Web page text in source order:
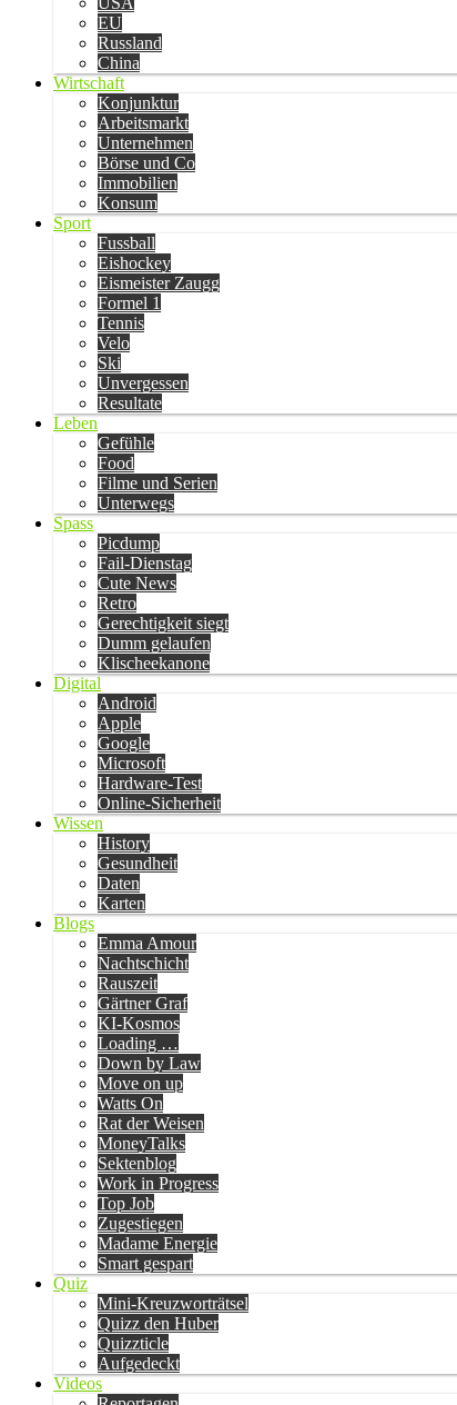
EU
Russland
China
Wirtschaft
Konjunktur
Arbeitsmarkt
Unternehmen
Börse und Co
Immobilien
Konsum
Sport
Fussball
Eishockey
Eismeister Zaugg
Formel 1
Tennis
Velo
Ski
Unvergessen
Resultate
Leben
Gefühle
Food
Filme und Serien
Unterwegs
Spass
Picdump
Fail-Dienstag
Cute News
Retro
Gerechtigkeit siegt
Dumm gelaufen
Klischeekanone
Digital
Android
Apple
Google
Microsoft
Hardware-Test
Online-Sicherheit
Wissen
History
Gesundheit
Daten
Karten
Blogs
Emma Amour
Nachtschicht
Rauszeit
Gärtner Graf
KI-Kosmos
Loading …
Down by Law
Move on up
Watts On
Rat der Weisen
MoneyTalks
Sektenblog
Work in Progress
Top Job
Zugestiegen
Madame Energie
Smart gespart
Quiz
Mini-Kreuzworträtsel
Quizz den Huber
Quizzticle
Aufgedeckt
Videos